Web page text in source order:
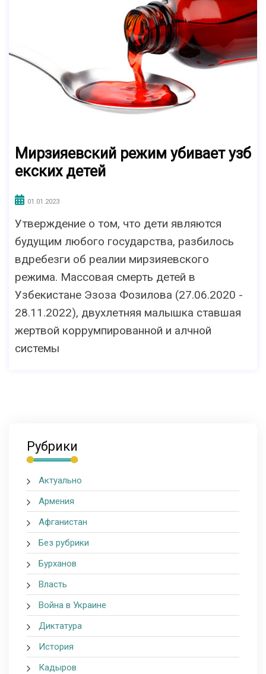
Мирзияевский режим убивает узб
екских детей
01.01.2023
Утверждение о том, что дети являются
будущим любого государства, разбилось
вдребезги об реалии мирзияевского
режима. Массовая смерть детей в
Узбекистане Эзоза Фозилова (27.06.2020 -
28.11.2022), двухлетняя малышка ставшая
жертвой коррумпированной и алчной
системы
Рубрики
Актуально
Армения
Афганистан
Без рубрики
Бурханов
Власть
Война в Украине
Диктатура
История
Кадыров